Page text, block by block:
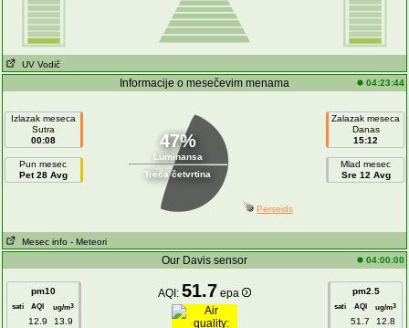
UV Vodič
Informacije o mesečevim menama 04:23:44
Izlazak meseca
Sutra
00:08
Pun mesec
Pet 28 Avg
47%
Luminansa
Treća četvrtina
Zalazak meseca
Danas
15:12
Mlad mesec
Sre 12 Avg
Perseids
Mesec info - Meteori
Our Davis sensor 04:00:00
pm10
sati AQI ug/m3
12.9 13.9
AQI: 51.7 epa pm2.5
sati AQI ug/m3
51.7 12.8